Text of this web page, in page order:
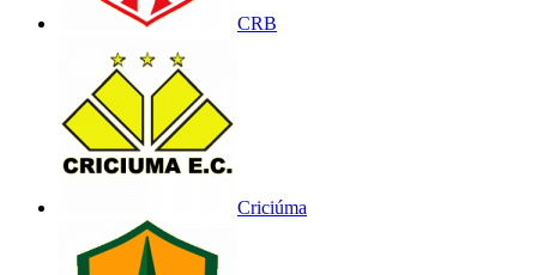
CRB
Criciúma